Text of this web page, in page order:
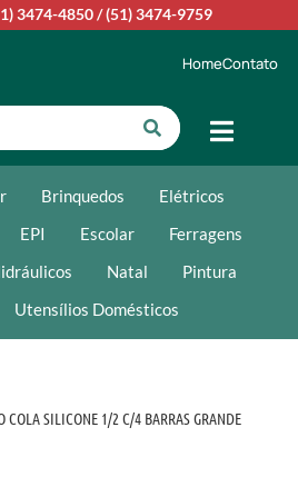
3474-4850/(51) 3474-9759
HomeContato
Brinquedos
Elétricos
EPI Escolar
Ferragens
Natal
Pintura
Utensílios Domésticos
COLA SILICONE 1/2 C/4 BARRAS GRANDE